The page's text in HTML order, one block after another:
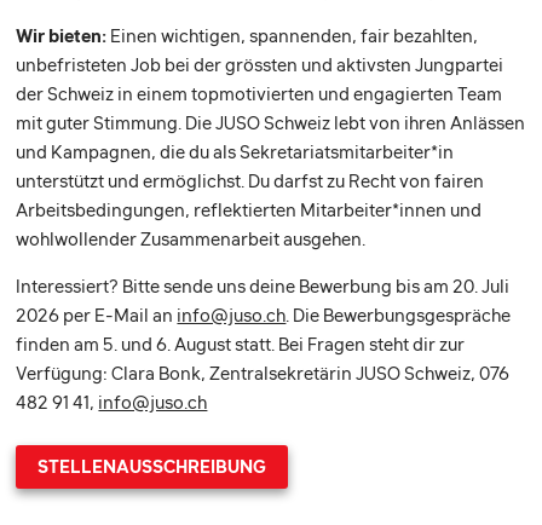
Wir bieten: Einen wichtigen, spannenden, fair bezahlten,
unbefristeten Job bei der grössten und aktivsten Jungpartei
der Schweiz in einem topmotivierten und engagierten Team
mit guter Stimmung. Die JUSO Schweiz lebt von ihren Anlässen
und Kampagnen, die du als Sekretariatsmitarbeiter*in
unterstützt und ermöglichst. Du darfst zu Recht von fairen
Arbeitsbedingungen, reflektierten Mitarbeiter*innen und
wohlwollender Zusammenarbeit ausgehen.
Interessiert? Bitte sende uns deine Bewerbung bis am 20. Juli
2026 per E-Mail an info@juso.ch . Die Bewerbungsgespräche
finden am 5. und 6. August statt. Bei Fragen steht dir zur
Verfügung: Clara Bonk, Zentralsekretärin JUSO Schweiz, 076
482 91 41, info@juso.ch
STELLENAUSSCHREIBUNG